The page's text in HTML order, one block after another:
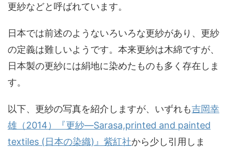
更紗などと呼ばれています。
日本では前述のようないろいろな更紗があり、更紗
の定義は難しいようです。本来更紗は木綿ですが、
日本製の更紗には絹地に染めたものも多く存在しま
す。
以下、更紗の写真を紹介しますが、いずれも吉岡幸
雄（2014）『更紗―Sarasa,printed and painted
textiles (日本の染織)』紫紅社から少し引用しま